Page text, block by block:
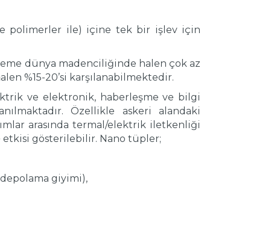
polimerler ile) içine tek bir işlev için
dünya madenciliğinde halen çok az
%15-20’si karşılanabilmektedir.
ve elektronik, haberleşme ve bilgi
Özellikle askeri alandaki
arasında termal/elektrik iletkenliği
etkisi gösterilebilir. Nano tüpler;
giyimi),